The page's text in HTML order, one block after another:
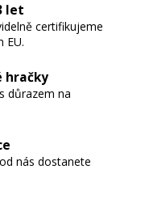
let
certifikujeme
EU.
hračky
důrazem na
nás dostanete